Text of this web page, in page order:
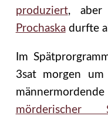
produziert, aber
Prochaskadurfte
Im
3sat morgen
mörderischer